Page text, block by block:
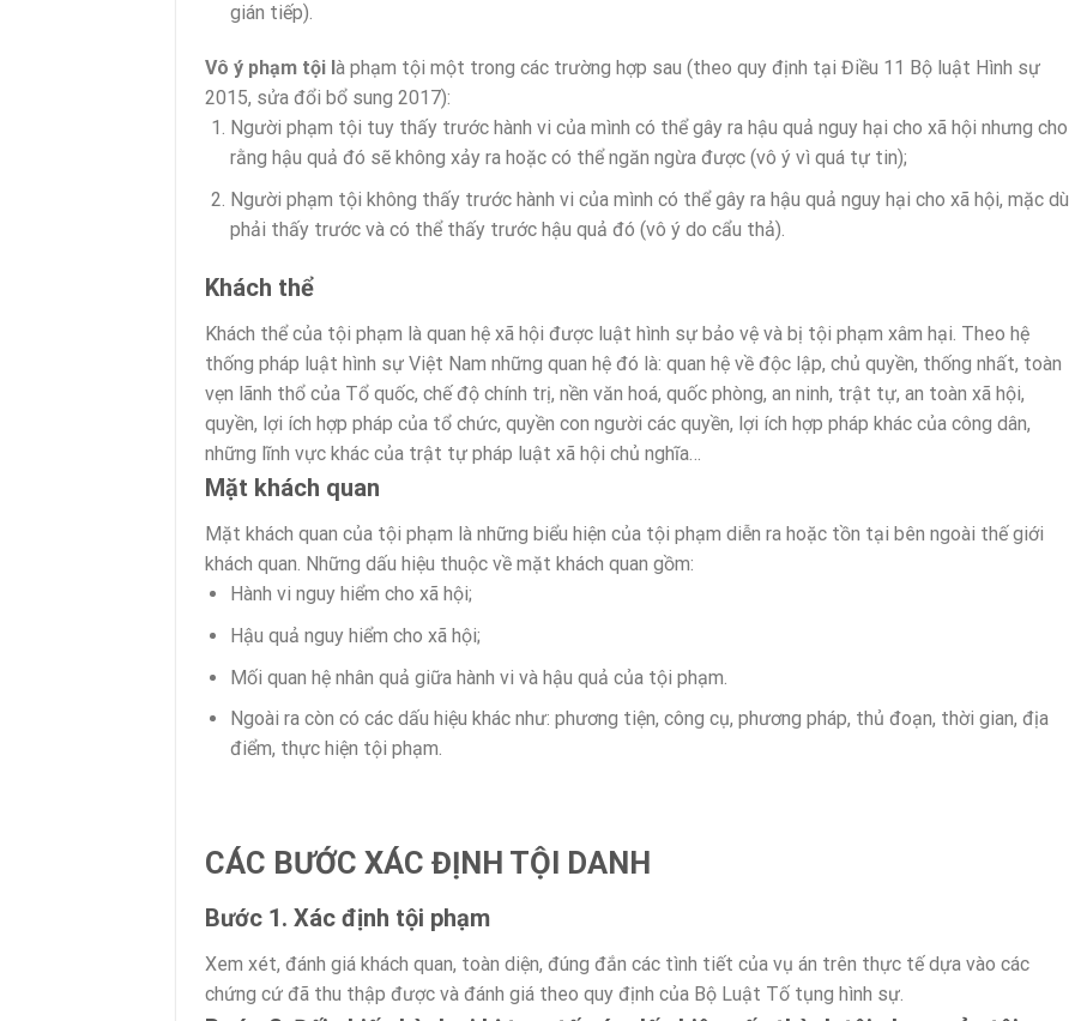
gián tiếp).
Vô ý phạm tội là phạm tội một trong các trường hợp sau (theo quy định tại Điều 11 Bộ luật Hình sự
2015, sửa đổi bổ sung 2017):
Người phạm tội tuy thấy trước hành vi của mình có thể gây ra hậu quả nguy hại cho xã hội nhưng cho
rằng hậu quả đó sẽ không xảy ra hoặc có thể ngăn ngừa được (vô ý vì quá tự tin);
Người phạm tội không thấy trước hành vi của mình có thể gây ra hậu quả nguy hại cho xã hội, mặc dù
phải thấy trước và có thể thấy trước hậu quả đó (vô ý do cẩu thả).
Khách thể
Khách thể của tội phạm là quan hệ xã hội được luật hình sự bảo vệ và bị tội phạm xâm hại. Theo hệ
thống pháp luật hình sự Việt Nam những quan hệ đó là: quan hệ về độc lập, chủ quyền, thống nhất, toàn
vẹn lãnh thổ của Tổ quốc, chế độ chính trị, nền văn hoá, quốc phòng, an ninh, trật tự, an toàn xã hội,
quyền, lợi ích hợp pháp của tổ chức, quyền con người các quyền, lợi ích hợp pháp khác của công dân,
những lĩnh vực khác của trật tự pháp luật xã hội chủ nghĩa…
Mặt khách quan
Mặt khách quan của tội phạm là những biểu hiện của tội phạm diễn ra hoặc tồn tại bên ngoài thế giới
khách quan. Những dấu hiệu thuộc về mặt khách quan gồm:
Hành vi nguy hiểm cho xã hội;
Hậu quả nguy hiểm cho xã hội;
Mối quan hệ nhân quả giữa hành vi và hậu quả của tội phạm.
Ngoài ra còn có các dấu hiệu khác như: phương tiện, công cụ, phương pháp, thủ đoạn, thời gian, địa
điểm, thực hiện tội phạm.
CÁC BƯỚC XÁC ĐỊNH TỘI DANH
Bước 1. Xác định tội phạm
Xem xét, đánh giá khách quan, toàn diện, đúng đắn các tình tiết của vụ án trên thực tế dựa vào các
chứng cứ đã thu thập được và đánh giá theo quy định của Bộ Luật Tố tụng hình sự.